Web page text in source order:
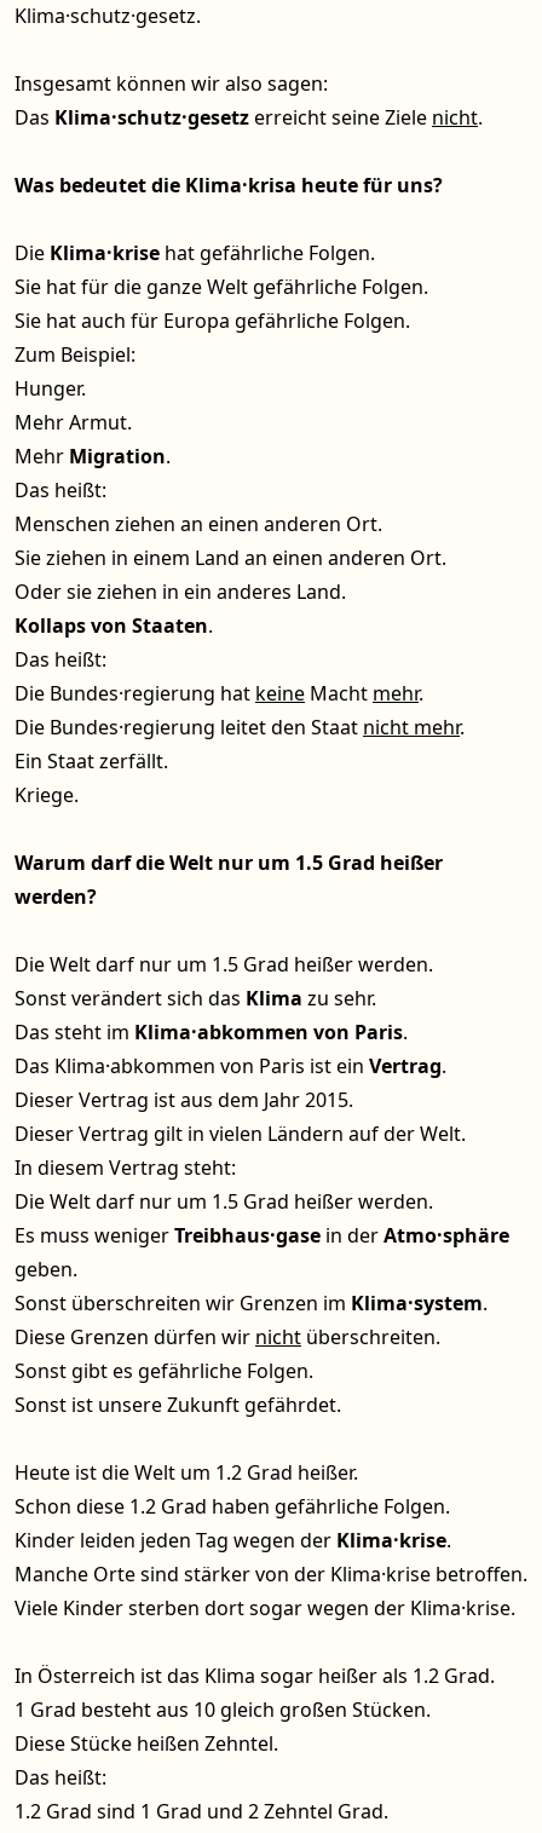
Klima·schutz·gesetz.
Insgesamt können wir also sagen:
Das Klima·schutz·gesetzerreicht seine Ziele nicht.
Was bedeutet die Klima·krisa heute für uns?
Die Klima·krisehat gefährliche Folgen.
Sie hat für die ganze Welt gefährliche Folgen.
Sie hat auch für Europa gefährliche Folgen.
Zum Beispiel:
Hunger.
Mehr Armut.
Mehr Migration.
Das heißt:
Menschen ziehen an einen anderen Ort.
Sie ziehen in einem Land an einen anderen Ort.
Oder sie ziehen in ein anderes Land.
Kollaps von Staaten.
Das heißt:
Die Bundes·regierung hat keineMacht mehr.
Die Bundes·regierung leitet den Staat nicht mehr.
Ein Staat zerfällt.
Kriege.
Warum darf die Welt nur um 1.5 Grad heißer
werden?
Die Welt darf nur um 1.5 Grad heißer werden.
Sonst verändert sich das Klima zu sehr.
Das steht im Klima·abkommen von Paris.
Das Klima·abkommen von Paris ist ein Vertrag.
Dieser Vertrag ist aus dem Jahr 2015.
Dieser Vertrag gilt in vielen Ländern auf der Welt.
In diesem Vertrag steht:
Die Welt darf nur um 1.5 Grad heißer werden.
Es muss wenigerTreibhaus·gasein derAtmo·sphäre
geben.
Sonst überschreiten wir Grenzen im Klima·system.
Diese Grenzen dürfen wir nichtüberschreiten.
Sonst gibt es gefährliche Folgen.
Sonst ist unsere Zukunft gefährdet.
Heute ist die Welt um 1.2 Grad heißer.
Schon diese 1.2 Grad haben gefährliche Folgen.
Kinder leiden jeden Tag wegen der Klima·krise.
Manche Orte sind stärker von der Klima·krise betroffen.
Viele Kinder sterben dort sogar wegen der Klima·krise.
In Österreich ist das Klima sogar heißer als 1.2 Grad.
1 Grad besteht aus 10 gleich großen Stücken.
Diese Stücke heißen Zehntel.
Das heißt:
1.2 Grad sind 1 Grad und 2 Zehntel Grad.